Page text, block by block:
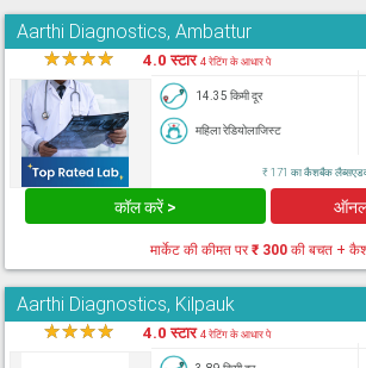
Aarthi Diagnostics, Ambattur
★★★★ 4.0 स्टार4 रेटिंग के आधार पे
14.35 किमी दूर
महिला रेडियोलाजिस्ट
₹ 171 का कैशबैक
कॉल करें >
मार्केट की कीमत पर₹ 300की बचत +
Aarthi Diagnostics, Kilpauk
★★★★ 4.0 स्टार4 रेटिंग के आधार पे